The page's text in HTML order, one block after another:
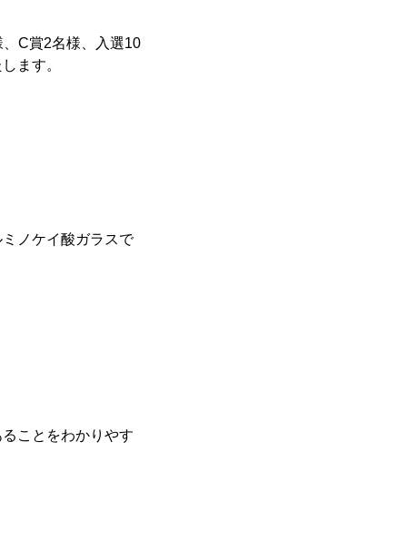
C賞2名様、入選10
ます。
ノケイ酸ガラスで
ことをわかりやす